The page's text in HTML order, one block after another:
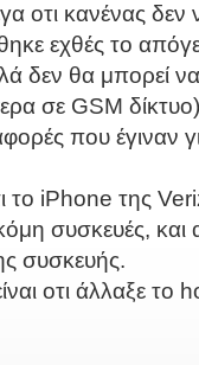
οτι κανένας δεν
εχθές το
δεν θα μπορεί
σε GSM
που έγιναν
το iPhone της
συσκευές, και
συσκευής.
οτι άλλαξε